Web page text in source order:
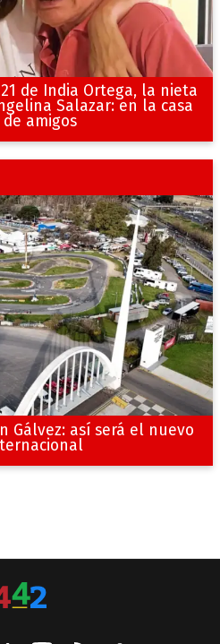
de India Ortega, la nieta
Salazar: en la casa
amigos
Gálvez: así será el nuevo